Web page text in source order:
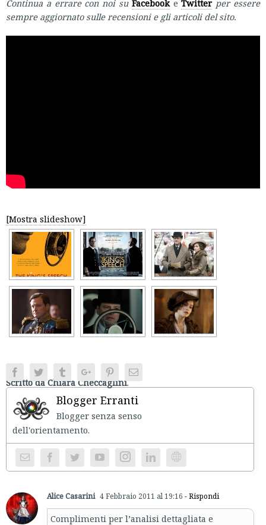
Continua a errare con noi su Facebook e Twitter per essere
sempre aggiornato sulle recensioni e gli articoli del sito.
[Mostra slideshow]
Scritto da Chiara Checcaglini.
FacebookTwitter TumblrGoogle+PinterestEmail
Blogger Erranti
Blogger senza senso
Instagram Website
Alice Casarini 4 Febbraio 2011 al 19:16 - Rispondi
Complimenti per l’analisi dettagliata e